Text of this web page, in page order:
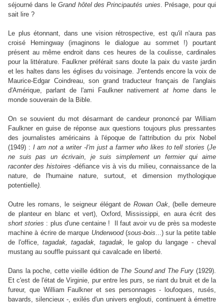
séjourné dans leGrand hôtel des Principautés unies. Présage, pour qui
sait lire ?
Le plus étonnant, dans une vision rétrospective, est qu'il n'aura pas
croisé Hemingway (imaginons le dialogue au sommet !) pourtant
présent au même endroit dans ces heures de la coulisse, cardinales
pour la littérature. Faulkner préférait sans doute la paix du vaste jardin
et les haltes dans les églises du voisinage. J'entends encore la voix de
Maurice-Edgar Coindreau, son grand traducteur français de l'anglais
d'Amérique, parlant de l'ami Faulkner nativementat homedans le
monde souverain de la Bible.
On se souvient du mot désarmant de candeur prononcé par William
Faulkner en guise de réponse aux questions toujours plus pressantes
des journalistes américains à l'époque de l'attribution du prix Nobel
(1949) : I am not a writer -I'm just a farmer who likes to tell stories (Je
ne suis pas un écrivain, je suis simplement un fermier qui aime
raconter des histoires -défiance vis à vis du milieu, connaissance de la
nature, de l'humaine nature, surtout, et dimension mythologique
potentielle).
Outre les romans, le seigneur élégant de Rowan Oak, (belle demeure
de planteur en blanc et vert), Oxford, Mississippi, en aura écrit des
short stories : plus d'une centaine ! Il faut avoir vu de près sa modeste
machine à écrire de marque Underwood(sous-bois...) sur la petite table
de l'office, tagadak, tagadak, tagadak,
le galop du langage - cheval
mustang au souffle puissant qui cavalcade en liberté.
Dans la poche, cette vieille édition de The Sound and The Fury (1929).
Et c'est de l'état de Virginie, pur entre les purs, se riant du bruit et de la
fureur, que William Faulkner et ses personnages - loufoques, rusés,
bavards, silencieux -, exilés d'un univers englouti, continuent à émettre